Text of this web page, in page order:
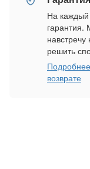
На каждый
гарантия.
решить
возврате